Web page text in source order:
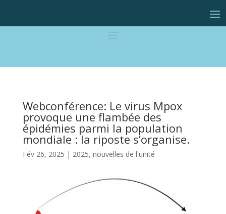
Webconférence: Le virus Mpox
provoque une flambée des
épidémies parmi la population
mondiale : la riposte s’organise.
Fév 26, 2025 | 2025, nouvelles de l'unité